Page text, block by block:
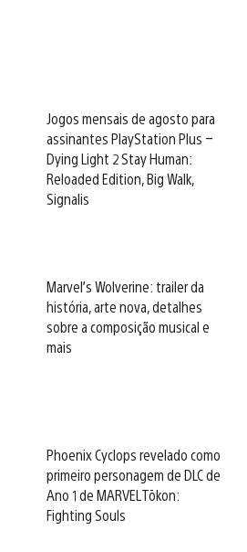
Jogos mensais de agosto para
assinantes PlayStation Plus –
Dying Light 2 Stay Human:
Reloaded Edition, Big Walk,
Signalis
Marvel’s Wolverine: trailer da
história, arte nova, detalhes
sobre a composição musical e
mais
Phoenix Cyclops revelado como
primeiro personagem de DLC de
Ano 1 de MARVEL Tōkon:
Fighting Souls